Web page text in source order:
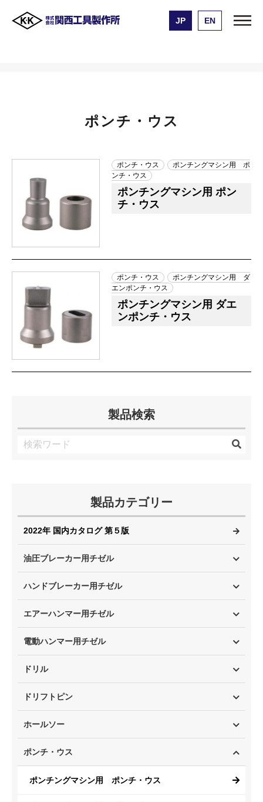
JP EN
製品検索
製品カテゴリー
2022年 国内カタログ 第５版
油圧ブレーカー用チゼル
ハンドブレーカー用チゼル
エアーハンマー用チゼル
電動ハンマー用チゼル
ドリル
ドリフトピン
ホールソー
ポンチ・ウス
ポンチングマシン用 ポンチ・ウス
ポンチ・ウス
ポンチ・ウス
ポンチングマシン用 ポ
ンチ・ウス
ポンチングマシン用 ポン
チ・ウス
ポンチ・ウス
ポンチングマシン用 ダ
エンポンチ・ウス
ポンチングマシン用 ダエ
ンポンチ・ウス